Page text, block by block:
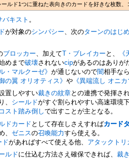
ルド1つに重ねた表向きのカードを好きな枚数、
バキスト 。
が対象のシンパシー、次のターンのはじめ
ブロッカー 、加えてT・ブレイカー と、
めまで破壊されないcipがあるのはありが
・マルクーゼ》が通じないので闇相手なら
御の翼 オリオティス》や 《異端流し オニ
置しやすい裁きの紋章との連携で発揮され
、 シールドがすぐ割られやすい高速環境
コスト踏み倒しで出すことが主となる。
ドカードとして存在しさえすればカード
、ゼニスの召喚能力すら使える。
ドがあればすべて使える他、 アタックトリ
ルドに仕込む方法さえ確保できれば、裁